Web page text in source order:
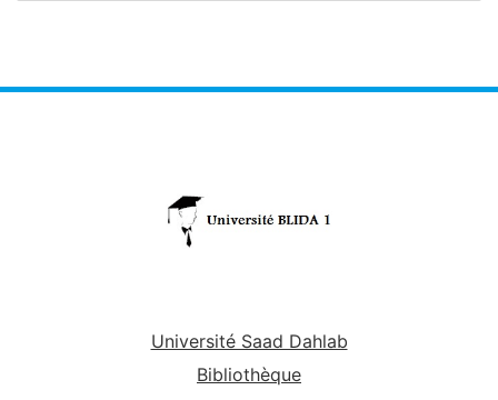
chaîne (PCR) et sur le séquençage des acides
exponentiel, et permettent aujourd’hui de recueillir
cliniques ou en recherche translationnelle appliquée
à la réanimation.
Université Saad Dahlab
Bibliothèque